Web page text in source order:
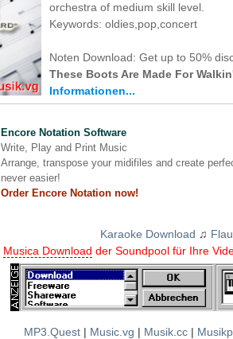
orchestra of medium skill level.
Keywords: oldies,pop,concert
Noten Download: Get up to 50%
These Boots Are Made For
Informationen...
Encore Notation Software
Write, Play and Print Music
Arrange, transpose your midifiles and create
never easier!
Order Encore Notation now!
Karaoke Download ♫
Musica Download der Soundpool für Ihre
MP3.Quest| Music.vg | Musik.cc|